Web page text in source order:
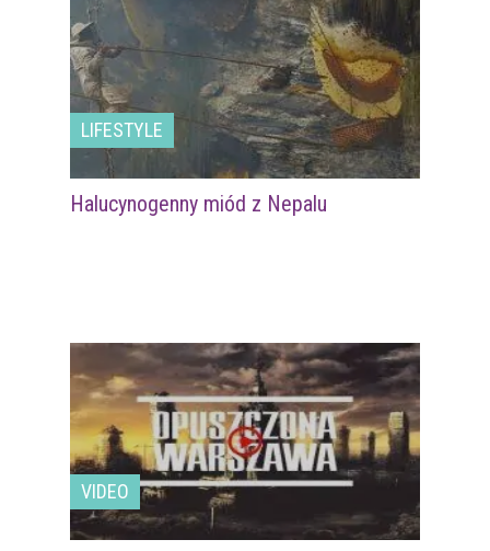
LIFESTYLE
Halucynogenny miód z Nepalu
VIDEO